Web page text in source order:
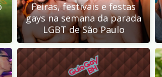
Feiras, festivais e festas
gays na semana da parada
LGBT de São Paulo